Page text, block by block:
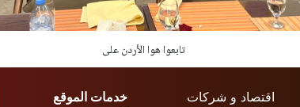
تابعوا هوا الأردن على
اقتصاد و شركات
خدمات الموقع